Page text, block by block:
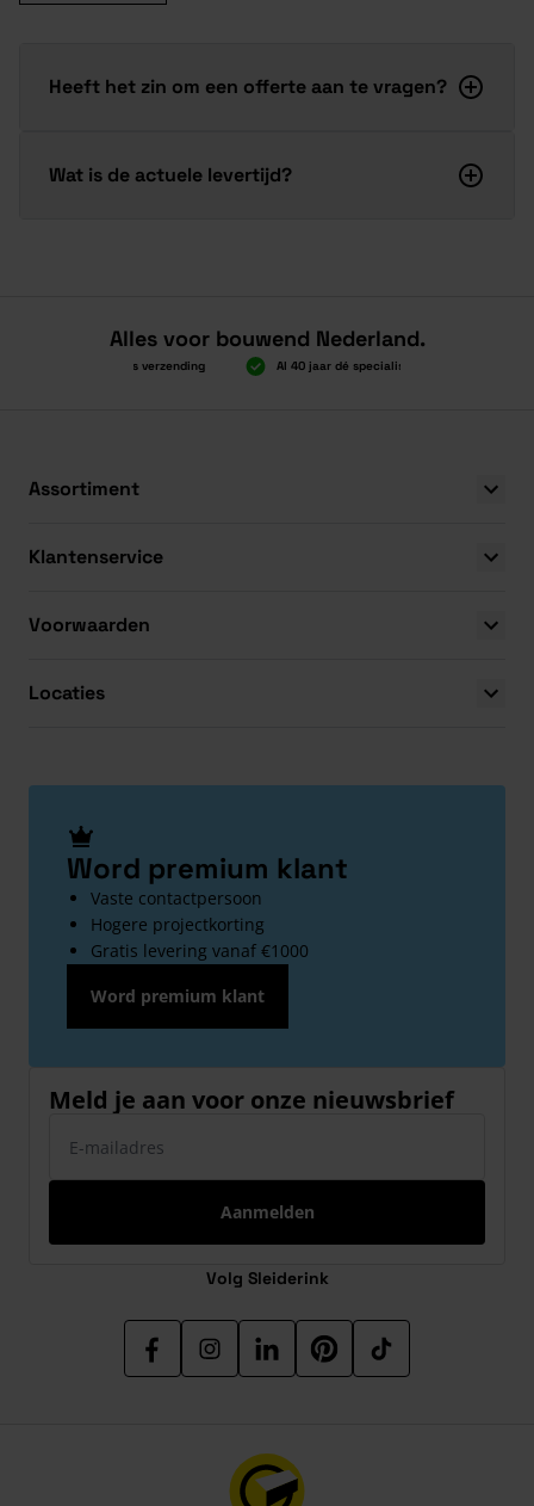
Heeft het zin om een offerte aan te vragen?
Wat is de actuele levertijd?
Alles voor bouwend Nederland.
Boven 2.000 gratis verzending Al 40 jaar dé specialist
Assortiment
Klantenservice
Voorwaarden
Locaties
Word premium klant
Vaste contactpersoon
Hogere projectkorting
Gratis levering vanaf €1000
Word premium klant
Meld je aan voor onze nieuwsbrief
Aanmelden
Volg Sleiderink